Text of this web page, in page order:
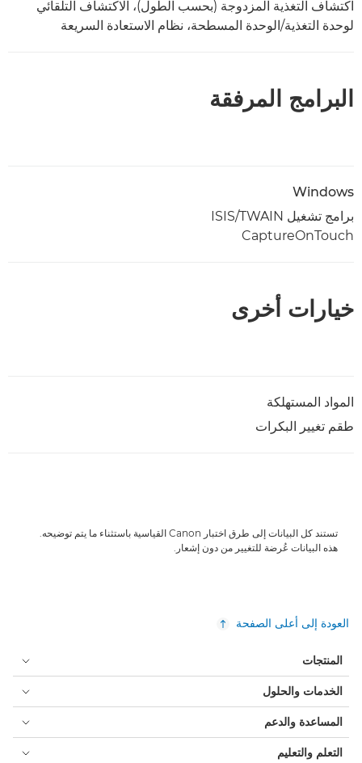
اكتشاف التغذية المزدوجة (بحسب الطول)، الاكتشاف التلقائي
لوحدة التغذية/الوحدة المسطحة، نظام الاستعادة السريعة
البرامج المرفقة
Windows
برامج تشغيل ISIS/TWAIN
CaptureOnTouch
خيارات أخرى
المواد المستهلكة
طقم تغيير البكرات
تستند كل البيانات إلى طرق اختبار Canon القياسية باستثناء ما يتم توضيحه.
هذه البيانات عُرضة للتغيير من دون إشعار.
العودة إلى أعلى الصفحة
المنتجات
الخدمات والحلول
المساعدة والدعم
التعلم والتعليم